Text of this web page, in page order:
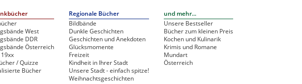
West
DDR
Österreich
/ Quizze
Bücher
Regionale Bücher
Bildbände
Dunkle Geschichten
Geschichten und Anekdoten
Glücksmomente
Freizeit
Kindheit in Ihrer Stadt
Unsere Stadt - einfach spitze!
Weihnachtsgeschichten
und mehr...
Unsere Bestseller
Bücher zum kleinen Preis
Kochen und Kulinarik
Krimis und Romane
Mundart
Österreich